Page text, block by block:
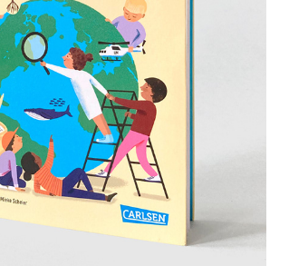
EINE WELT FÜR ALLE
2023